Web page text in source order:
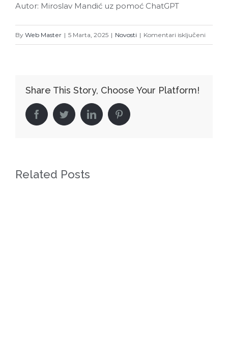
Autor: Miroslav Mandić uz pomoć ChatGPT
By Web Master | 5 Marta, 2025 | Novosti | Komentari isključeni
Share This Story, Choose Your Platform!
facebooktwitter linkedin pinterest
Related Posts